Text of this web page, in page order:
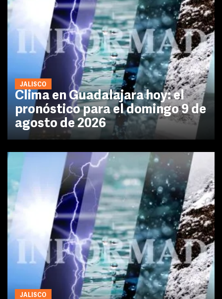
JALISCO
Clima en Guadalajara hoy: el
pronóstico para el domingo 9 de
agosto de 2026
JALISCO